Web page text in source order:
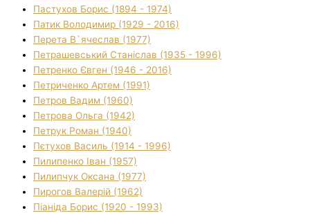
Пастухов Борис (1894 - 1974)
Патик Володимир (1929 - 2016)
Перета В`ячеслав (1977)
Петрашевський Станіслав (1935 - 1996)
Петренко Євген (1946 - 2016)
Петриченко Артем (1991)
Петров Вадим (1960)
Петрова Ольга (1942)
Петрук Роман (1940)
Пєтухов Василь (1914 - 1996)
Пилипенко Іван (1957)
Пилипчук Оксана (1977)
Пирогов Валерій (1962)
Піаніда Борис (1920 - 1993)